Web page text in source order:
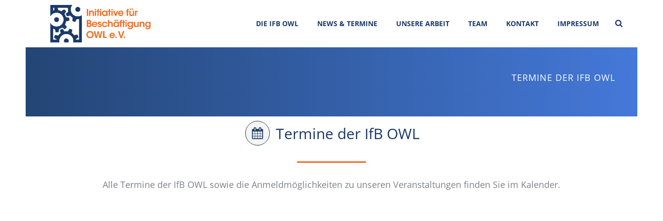
DIE IFB OWL NEWS & TERMINE UNSERE ARBEIT TEAM KONTAKT IMPRESSUM
TERMINE DER IFB OWL
Termine der IfB OWL
Alle Termine der IfB OWL sowie die Anmeldmöglichkeiten zu unseren Veranstaltungen finden Sie im Kalender.